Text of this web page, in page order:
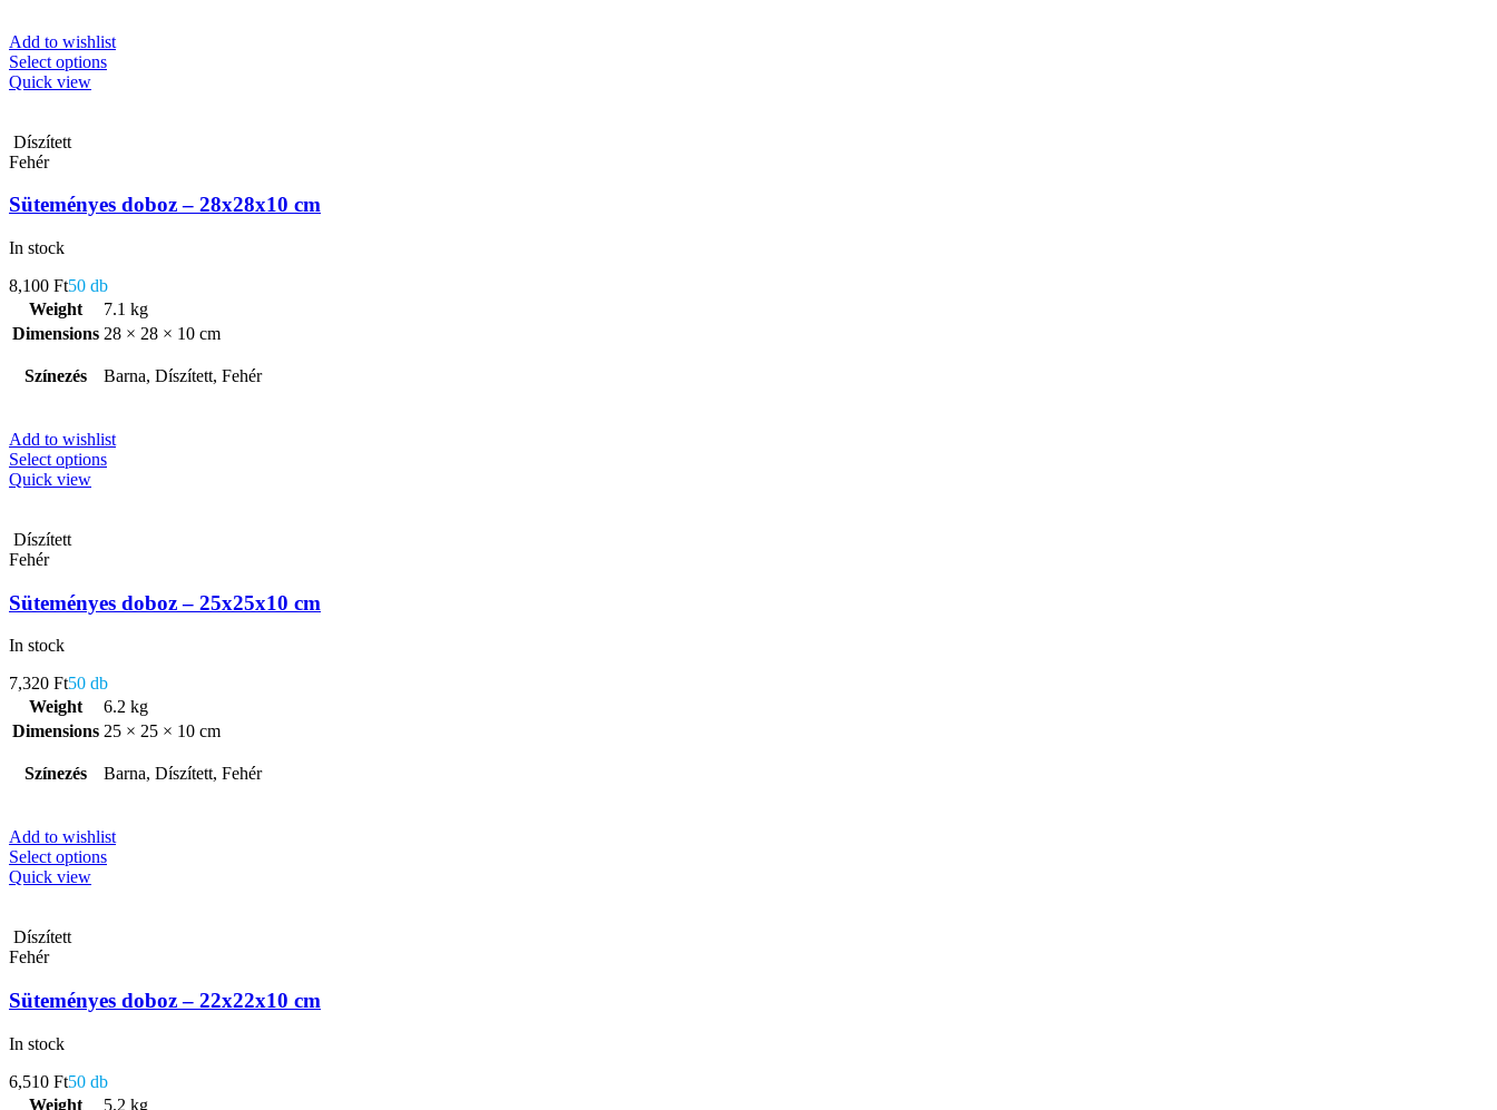
Add to wishlist
Select options
Quick view
Díszített
Fehér
Süteményes doboz – 28x28x10 cm
In stock
8,100 Ft50 db
Weight
7.1 kg
Dimensions 28 × 28 × 10 cm
Színezés Barna, Díszített, Fehér
Add to wishlist
Select options
Quick view
Díszített
Fehér
Süteményes doboz – 25x25x10 cm
In stock
7,320 Ft50 db
Weight
6.2 kg
Dimensions 25 × 25 × 10 cm
Színezés Barna, Díszített, Fehér
Add to wishlist
Select options
Quick view
Díszített
Fehér
Süteményes doboz – 22x22x10 cm
In stock
6,510 Ft50 db
Weight
5.2 kg